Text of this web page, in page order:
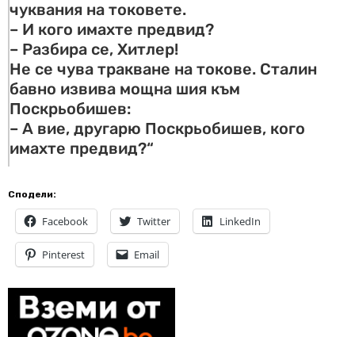
чуквания на токовете.
– И кого имахте предвид?
– Разбира се, Хитлер!
Не се чува тракване на токове. Сталин
бавно извива мощна шия към
Поскрьобишев:
– А вие, другарю Поскрьобишев, кого
имахте предвид?“
Сподели:
Facebook Twitter LinkedIn
Pinterest Email